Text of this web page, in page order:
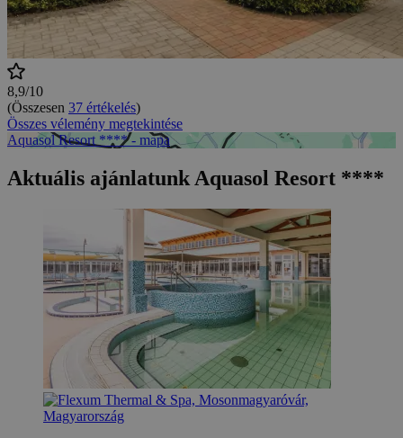
8,9/10
(Összesen 37 értékelés)
Összes vélemény megtekintése
Aquasol Resort **** - mapa
Aktuális ajánlatunk Aquasol Resort ****